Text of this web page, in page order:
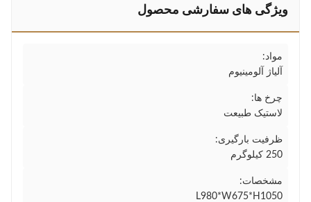
ویژگی های سفارشی محصول
مواد:
آلیاژ آلومینیوم
چرخ ها:
لاستیک طبیعت
ظرفیت بارگیری:
250 کیلوگرم
مشخصات:
L980*W675*H1050